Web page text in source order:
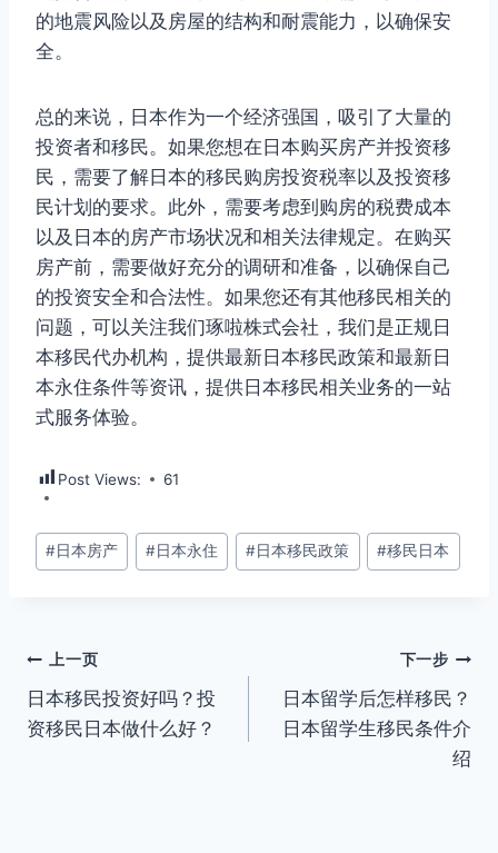
的地震风险以及房屋的结构和耐震能力，以确保安
全。
总的来说，日本作为一个经济强国，吸引了大量的
投资者和移民。如果您想在日本购买房产并投资移
民，需要了解日本的移民购房投资税率以及投资移
民计划的要求。此外，需要考虑到购房的税费成本
以及日本的房产市场状况和相关法律规定。在购买
房产前，需要做好充分的调研和准备，以确保自己
的投资安全和合法性。如果您还有其他移民相关的
问题，可以关注我们琢啦株式会社，我们是正规日
本移民代办机构，提供最新日本移民政策和最新日
本永住条件等资讯，提供日本移民相关业务的一站
式服务体验。
Post Views: 61
文
章
#日本房产 #日本永住 #日本移民政策 #移民日本
文
章
上一页
日本移民投资好吗？投
资移民日本做什么好？
下一步
日本留学后怎样移民？
日本留学生移民条件介
绍